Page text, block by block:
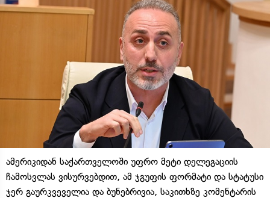
ამერიკიდან საქართველოში უფრო მეტი დელეგაციის
ჩამოსვლას ვისურვებდით, ამ ჯგუფის ფორმატი და სტატუსი
ჯერ გაურკვეველია და ბუნებრივია, საკითხზე კომენტარის